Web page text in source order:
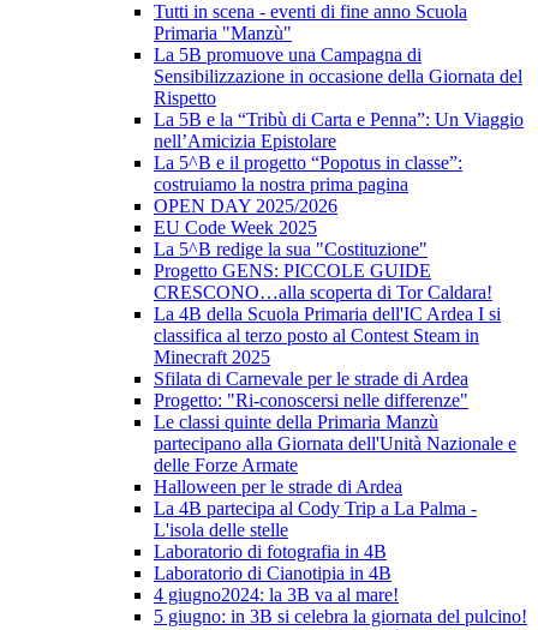
Tutti in scena - eventi di fine anno Scuola
Primaria "Manzù"
La 5B promuove una Campagna di
Sensibilizzazione in occasione della Giornata del
Rispetto
La 5B e la “Tribù di Carta e Penna”: Un Viaggio
nell’Amicizia Epistolare
La 5^B e il progetto “Popotus in classe”:
costruiamo la nostra prima pagina
OPEN DAY 2025/2026
EU Code Week 2025
La 5^B redige la sua "Costituzione"
Progetto GENS: PICCOLE GUIDE
CRESCONO…alla scoperta di Tor Caldara!
La 4B della Scuola Primaria dell'IC Ardea I si
classifica al terzo posto al Contest Steam in
Minecraft 2025
Sfilata di Carnevale per le strade di Ardea
Progetto: "Ri-conoscersi nelle differenze"
Le classi quinte della Primaria Manzù
partecipano alla Giornata dell'Unità Nazionale e
delle Forze Armate
Halloween per le strade di Ardea
La 4B partecipa al Cody Trip a La Palma -
L'isola delle stelle
Laboratorio di fotografia in 4B
Laboratorio di Cianotipia in 4B
4 giugno2024: la 3B va al mare!
5 giugno: in 3B si celebra la giornata del pulcino!